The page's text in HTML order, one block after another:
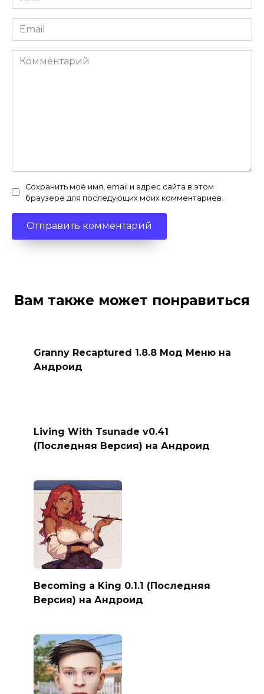
*
Email
*
Комментарий
Сохранить моё имя, email и адрес сайта в этом
браузере для последующих моих комментариев.
Вам также может понравиться
Granny Recaptured 1.8.8 Мод Меню на
Андроид
Living With Tsunade v0.41
(Последняя Версия) на Андроид
Becoming a King 0.1.1 (Последняя
Версия) на Андроид